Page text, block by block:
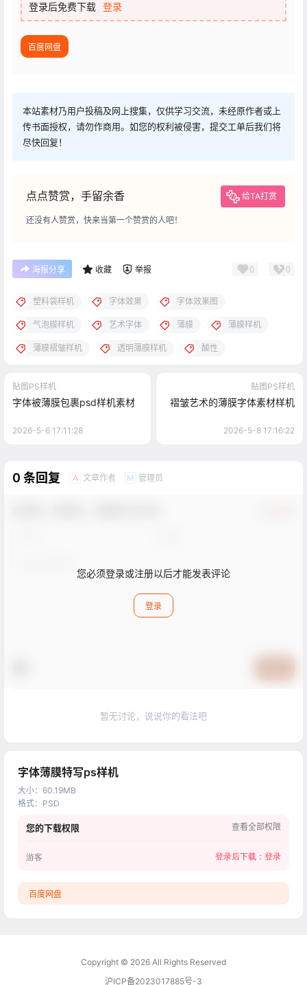
登录后免费下载 登录
百度网盘
本站素材乃用户投稿及网上搜集，仅供学习交流，未经原作者或上
传书面授权，请勿作商用。如您的权利被侵害，提交工单后我们将
尽快回复！
点点赞赏，手留余香 给TA打赏
还没有人赞赏，快来当第一个赞赏的人吧！
海报分享 收藏 举报 0 0
塑料袋样机 字体效果 字体效果图
气泡膜样机 艺术字体 薄膜 薄膜样机
薄膜褶皱样机 透明薄膜样机 酸性
贴图PS样机
字体被薄膜包裹psd样机素材
2026-5-6 17:11:28
贴图PS样机
褶皱艺术的薄膜字体素材样机
2026-5-8 17:16:22
0 条回复 A 文章作者 M 管理员
您必须登录或注册以后才能发表评论
登录
暂无讨论，说说你的看法吧
字体薄膜特写ps样机
大小： 60.19MB
格式： PSD
您的下载权限 查看全部权限
游客 登录后下载： 登录
百度网盘
Copyright © 2026 All Rights Reserved
沪ICP备2023017885号-3